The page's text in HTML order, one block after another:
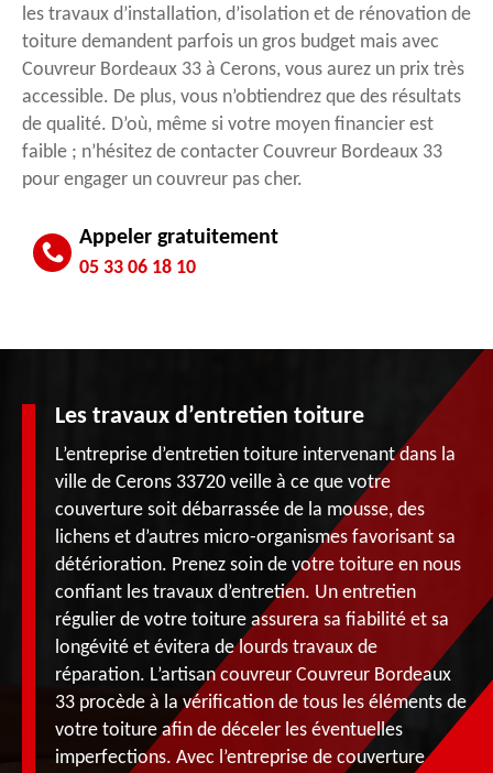
les travaux d’installation, d’isolation et de rénovation de
toiture demandent parfois un gros budget mais avec
Couvreur Bordeaux 33 à Cerons, vous aurez un prix très
accessible. De plus, vous n’obtiendrez que des résultats
de qualité. D’où, même si votre moyen financier est
faible ; n’hésitez de contacter Couvreur Bordeaux 33
pour engager un couvreur pas cher.
Appeler gratuitement
05 33 06 18 10
Les travaux d’entretien toiture
L’entreprise d’entretien toiture intervenant dans la
ville de Cerons 33720 veille à ce que votre
couverture soit débarrassée de la mousse, des
lichens et d’autres micro-organismes favorisant sa
détérioration. Prenez soin de votre toiture en nous
confiant les travaux d’entretien. Un entretien
régulier de votre toiture assurera sa fiabilité et sa
longévité et évitera de lourds travaux de
réparation. L’artisan couvreur Couvreur Bordeaux
33 procède à la vérification de tous les éléments de
votre toiture afin de déceler les éventuelles
imperfections. Avec l’entreprise de couverture